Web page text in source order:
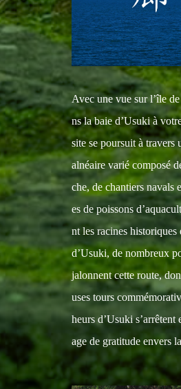
Avec une vue sur l’île
ns la baie d’Usuki à
site se poursuit à travers
alnéaire varié composé
che, de chantiers navals
es de poissons
nt les racines
d’Usuki, de nombreux
jalonnent cette route,
uses tours
heurs d’Usuki s’arrêtent
age de gratitude envers